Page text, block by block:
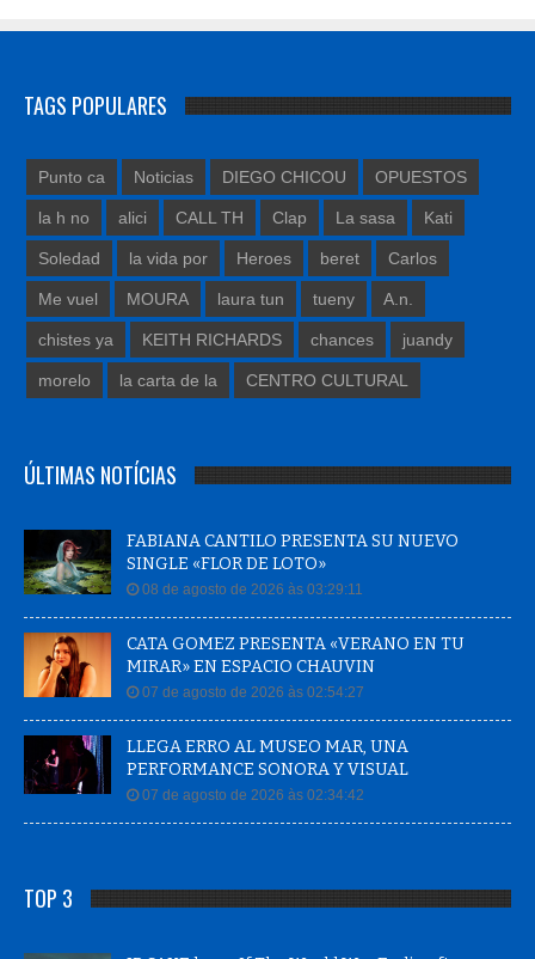
TAGS POPULARES
Punto ca Noticias DIEGO CHICOU OPUESTOS
la h no alici CALL TH Clap La sasa Kati
Soledad la vida por Heroes beret Carlos
Me vuel MOURA laura tun tueny A.n.
chistes ya KEITH RICHARDS chances juandy
morelo la carta de la CENTRO CULTURAL
ÚLTIMAS NOTÍCIAS
FABIANA CANTILO PRESENTA SU NUEVO
SINGLE «FLOR DE LOTO»
08 de agosto de 2026 às 03:29:11
CATA GOMEZ PRESENTA «VERANO EN TU
MIRAR» EN ESPACIO CHAUVIN
07 de agosto de 2026 às 02:54:27
LLEGA ERRO AL MUSEO MAR, UNA
PERFORMANCE SONORA Y VISUAL
07 de agosto de 2026 às 02:34:42
TOP 3